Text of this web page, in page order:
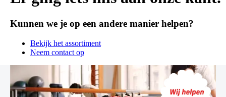
Kunnen we je op een andere manier helpen?
Bekijk het assortiment
Neem contact op